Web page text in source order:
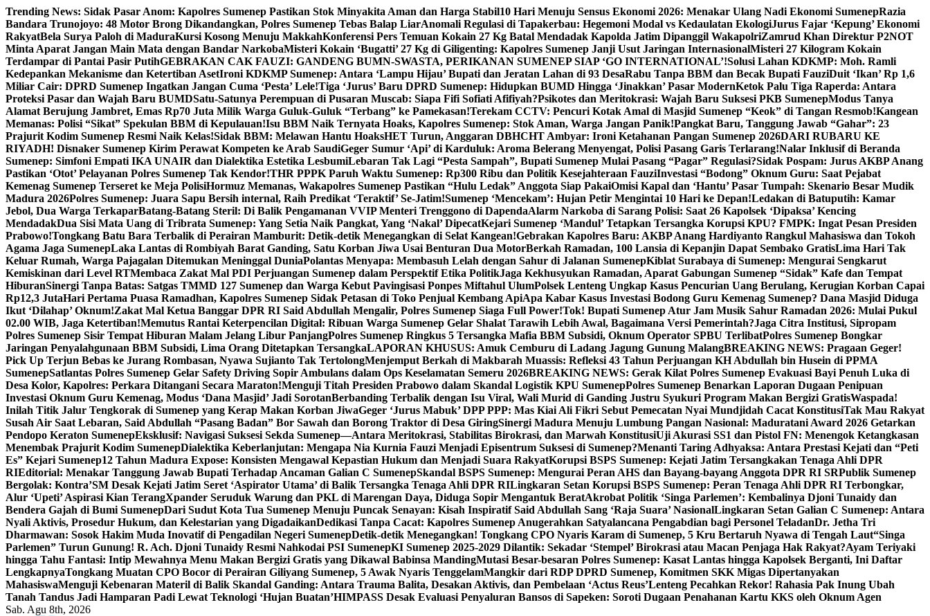
Skip
to
content
Trending News: Sidak Pasar Anom: Kapolres Sumenep Pastikan Stok Minyakita Aman dan Harga Stabil10 Hari Menuju Sensus Ekonomi 2026: Menakar Ulang Nadi Ekonomi SumenepRazia
Bandara Trunojoyo: 48 Motor Brong Dikandangkan, Polres Sumenep Tebas Balap LiarAnomali Regulasi di Tapakerbau: Hegemoni Modal vs Kedaulatan EkologiJurus Fajar ‘Kepung’ Ekonomi
RakyatBela Surya Paloh di MaduraKursi Kosong Menuju MakkahKonferensi Pers Temuan Kokain 27 Kg Batal Mendadak Kapolda Jatim Dipanggil WakapolriZamrud Khan Direktur P2NOT
Minta Aparat Jangan Main Mata dengan Bandar NarkobaMisteri Kokain ‘Bugatti’ 27 Kg di Giligenting: Kapolres Sumenep Janji Usut Jaringan InternasionalMisteri 27 Kilogram Kokain
Terdampar di Pantai Pasir PutihGEBRAKAN CAK FAUZI: GANDENG BUMN-SWASTA, PERIKANAN SUMENEP SIAP ‘GO INTERNATIONAL’!Solusi Lahan KDKMP: Moh. Ramli
Kedepankan Mekanisme dan Ketertiban AsetIroni KDKMP Sumenep: Antara ‘Lampu Hijau’ Bupati dan Jeratan Lahan di 93 DesaRabu Tanpa BBM dan Becak Bupati FauziDuit ‘Ikan’ Rp 1,6
Miliar Cair: DPRD Sumenep Ingatkan Jangan Cuma ‘Pesta’ Lele!Tiga ‘Jurus’ Baru DPRD Sumenep: Hidupkan BUMD Hingga ‘Jinakkan’ Pasar ModernKetok Palu Tiga Raperda: Antara
Proteksi Pasar dan Wajah Baru BUMDSatu-Satunya Perempuan di Pusaran Muscab: Siapa Fifi Sofiati Afifiyah?Psikotes dan Meritokrasi: Wajah Baru Suksesi PKB SumenepModus Tanya
Alamat Berujung Jambret, Emas Rp70 Juta Milik Warga Guluk-Guluk “Terbang” ke Pamekasan!Terekam CCTV: Pencuri Kotak Amal di Masjid Sumenep “Keok” di Tangan Resmob!Kangean
Memanas: Polisi “Sikat” Spekulan BBM di Kepulauan!Isu BBM Naik Ternyata Hoaks, Kapolres Sumenep: Stok Aman, Warga Jangan Panik!Pangkat Baru, Tanggung Jawab “Gahar”: 23
Prajurit Kodim Sumenep Resmi Naik Kelas!Sidak BBM: Melawan Hantu HoaksHET Turun, Anggaran DBHCHT Ambyar: Ironi Ketahanan Pangan Sumenep 2026DARI RUBARU KE
RIYADH! Disnaker Sumenep Kirim Perawat Kompeten ke Arab SaudiGeger Sumur ‘Api’ di Karduluk: Aroma Belerang Menyengat, Polisi Pasang Garis Terlarang!Nalar Inklusif di Beranda
Sumenep: Simfoni Empati IKA UNAIR dan Dialektika Estetika LesbumiLebaran Tak Lagi “Pesta Sampah”, Bupati Sumenep Mulai Pasang “Pagar” Regulasi?Sidak Pospam: Jurus AKBP Anang
Pastikan ‘Otot’ Pelayanan Polres Sumenep Tak Kendor!THR PPPK Paruh Waktu Sumenep: Rp300 Ribu dan Politik Kesejahteraan FauziInvestasi “Bodong” Oknum Guru: Saat Pejabat
Kemenag Sumenep Terseret ke Meja PolisiHormuz Memanas, Wakapolres Sumenep Pastikan “Hulu Ledak” Anggota Siap PakaiOmisi Kapal dan ‘Hantu’ Pasar Tumpah: Skenario Besar Mudik
Madura 2026Polres Sumenep: Juara Sapu Bersih internal, Raih Predikat ‘Teraktif’ Se-Jatim!Sumenep ‘Mencekam’: Hujan Petir Mengintai 10 Hari ke Depan!Ledakan di Batuputih: Kamar
Jebol, Dua Warga TerkaparBatang-Batang Steril: Di Balik Pengamanan VVIP Menteri Trenggono di DapendaAlarm Narkoba di Sarang Polisi: Saat 26 Kapolsek ‘Dipaksa’ Kencing
MendadakDua Sisi Mata Uang di Tribrata Sumenep: Yang Setia Naik Pangkat, Yang ‘Nakal’ DipecatKejari Sumenep ‘Mandul’ Tetapkan Tersangka Korupsi KPU? FMPK: Ingat Pesan Presiden
Prabowo!Tongkang Batu Bara Terbalik di Perairan Mamburit: Detik-detik Menegangkan di Selat Kangean!Gebrakan Kapolres Baru: AKBP Anang Hardiyanto Rangkul Mahasiswa dan Tokoh
Agama Jaga SumenepLaka Lantas di Rombiyah Barat Ganding, Satu Korban Jiwa Usai Benturan Dua MotorBerkah Ramadan, 100 Lansia di Kepanjin Dapat Sembako GratisLima Hari Tak
Keluar Rumah, Warga Pajagalan Ditemukan Meninggal DuniaPolantas Menyapa: Membasuh Lelah dengan Sahur di Jalanan SumenepKiblat Surabaya di Sumenep: Mengurai Sengkarut
Kemiskinan dari Level RTMembaca Zakat Mal PDI Perjuangan Sumenep dalam Perspektif Etika PolitikJaga Kekhusyukan Ramadan, Aparat Gabungan Sumenep “Sidak” Kafe dan Tempat
HiburanSinergi Tanpa Batas: Satgas TMMD 127 Sumenep dan Warga Kebut Pavingisasi Ponpes Miftahul UlumPolsek Lenteng Ungkap Kasus Pencurian Uang Berulang, Kerugian Korban Capai
Rp12,3 JutaHari Pertama Puasa Ramadhan, Kapolres Sumenep Sidak Petasan di Toko Penjual Kembang ApiApa Kabar Kasus Investasi Bodong Guru Kemenag Sumenep? Dana Masjid Diduga
Ikut ‘Dilahap’ Oknum!Zakat Mal Ketua Banggar DPR RI Said Abdullah Mengalir, Polres Sumenep Siaga Full Power!Tok! Bupati Sumenep Atur Jam Musik Sahur Ramadan 2026: Mulai Pukul
02.00 WIB, Jaga Ketertiban!Memutus Rantai Keterpencilan Digital: Ribuan Warga Sumenep Gelar Shalat Tarawih Lebih Awal, Bagaimana Versi Pemerintah?Jaga Citra Institusi, Sipropam
Polres Sumenep Sisir Tempat Hiburan Malam Jelang Libur PanjangPolres Sumenep Ringkus 5 Tersangka Mafia BBM Subsidi, Oknum Operator SPBU TerlibatPolres Sumenep Bongkar
Jaringan Penyalahgunaan BBM Subsidi, Lima Orang Ditetapkan TersangkaLAPORAN KHUSUS: Amuk Cemburu di Ladang Jagung Gunung MalangBREAKING NEWS: Pragaan Geger!
Pick Up Terjun Bebas ke Jurang Rombasan, Nyawa Sujianto Tak TertolongMenjemput Berkah di Makbarah Muassis: Refleksi 43 Tahun Perjuangan KH Abdullah bin Husein di PPMA
SumenepSatlantas Polres Sumenep Gelar Safety Driving Sopir Ambulans dalam Ops Keselamatan Semeru 2026BREAKING NEWS: Gerak Kilat Polres Sumenep Evakuasi Bayi Penuh Luka di
Desa Kolor, Kapolres: Perkara Ditangani Secara Maraton!Menguji Titah Presiden Prabowo dalam Skandal Logistik KPU SumenepPolres Sumenep Benarkan Laporan Dugaan Penipuan
Investasi Oknum Guru Kemenag, Modus ‘Dana Masjid’ Jadi SorotanBerbanding Terbalik dengan Isu Viral, Wali Murid di Ganding Justru Syukuri Program Makan Bergizi GratisWaspada!
Inilah Titik Jalur Tengkorak di Sumenep yang Kerap Makan Korban JiwaGeger ‘Jurus Mabuk’ DPP PPP: Mas Kiai Ali Fikri Sebut Pemecatan Nyai Mundjidah Cacat KonstitusiTak Mau Rakyat
Susah Air Saat Lebaran, Said Abdullah “Pasang Badan” Bor Sawah dan Borong Traktor di Desa GiringSinergi Madura Menuju Lumbung Pangan Nasional: Maduratani Award 2026 Getarkan
Pendopo Keraton SumenepEksklusif: Navigasi Suksesi Sekda Sumenep—Antara Meritokrasi, Stabilitas Birokrasi, dan Marwah KonstitusiUji Akurasi SS1 dan Pistol FN: Menengok Ketangkasan
Menembak Prajurit Kodim SumenepDialektika Keberlanjutan: Mengapa Nia Kurnia Fauzi Menjadi Episentrum Suksesi di Sumenep?Menanti Taring Adhyaksa: Antara Prestasi Kejati dan “Peti
Es” Kejari Sumenep12 Tahun Madura Expose: Konsisten Mengawal Kepastian Hukum dan Menjadi Suara RakyatKorupsi BSPS Sumenep: Kejati Jatim Tersangkakan Tenaga Ahli DPR
RIEditorial: Menakar Tanggung Jawab Bupati Terhadap Ancaman Galian C SumenepSkandal BSPS Sumenep: Mengurai Peran AHS dan Bayang-bayang Anggota DPR RI SRPublik Sumenep
Bergolak: Kontra’SM Desak Kejati Jatim Seret ‘Aspirator Utama’ di Balik Tersangka Tenaga Ahli DPR RILingkaran Setan Korupsi BSPS Sumenep: Peran Tenaga Ahli DPR RI Terbongkar,
Alur ‘Upeti’ Aspirasi Kian TerangXpander Seruduk Warung dan PKL di Marengan Daya, Diduga Sopir Mengantuk BeratAkrobat Politik ‘Singa Parlemen’: Kembalinya Djoni Tunaidy dan
Bendera Gajah di Bumi SumenepDari Sudut Kota Tua Sumenep Menuju Puncak Senayan: Kisah Inspiratif Said Abdullah Sang ‘Raja Suara’ NasionalLingkaran Setan Galian C Sumenep: Antara
Nyali Aktivis, Prosedur Hukum, dan Kelestarian yang DigadaikanDedikasi Tanpa Cacat: Kapolres Sumenep Anugerahkan Satyalancana Pengabdian bagi Personel TeladanDr. Jetha Tri
Dharmawan: Sosok Hakim Muda Inovatif di Pengadilan Negeri SumenepDetik-detik Menegangkan! Tongkang CPO Nyaris Karam di Sumenep, 5 Kru Bertaruh Nyawa di Tengah Laut“Singa
Parlemen” Turun Gunung! R. Ach. Djoni Tunaidy Resmi Nahkodai PSI SumenepKI Sumenep 2025-2029 Dilantik: Sekadar ‘Stempel’ Birokrasi atau Macan Penjaga Hak Rakyat?Ayam Teriyaki
hingga Tahu Fantasi: Intip Mewahnya Menu Makan Bergizi Gratis yang Dikawal Babinsa MandingMutasi Besar-besaran Polres Sumenep: Kasat Lantas hingga Kapolsek Berganti, Ini Daftar
LengkapnyaTongkang Muatan CPO Bocor di Perairan Giliyang Sumenep, 5 Awak Nyaris TenggelamMangkir dari RDP DPRD Sumenep, Komitmen SKK Migas Dipertanyakan
MahasiswaMenguji Kebenaran Materil di Balik Skandal Ganding: Antara Trauma Balita, Desakan Aktivis, dan Pembelaan ‘Actus Reus’Lenteng Pecahkan Rekor! Rahasia Pak Inung Ubah
Tanah Tandus Jadi Hamparan Padi Lewat Teknologi ‘Hujan Buatan’HIMPASS Desak Evaluasi Penyaluran Bansos di Sapeken: Soroti Dugaan Penahanan Kartu KKS oleh Oknum Agen
Sab. Agu 8th, 2026